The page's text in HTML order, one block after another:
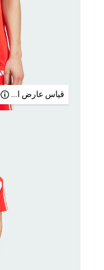
قياس عارض الأزياء